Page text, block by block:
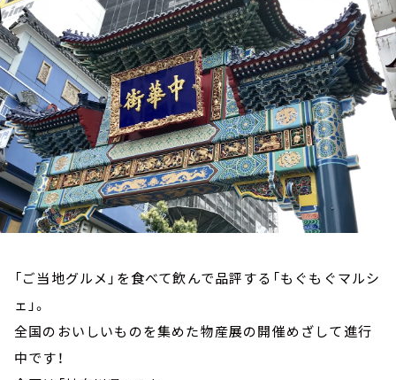
お知らせ
イベント・グッズ
YouTube
会社情報
「ご当地グルメ」を食べて飲んで品評する「もぐもぐマルシ
ェ」。
全国のおいしいものを集めた物産展の開催めざして進行
中です！